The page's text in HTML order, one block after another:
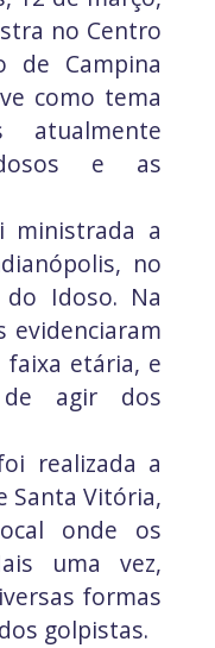
no Centro
de Campina
como tema
atualmente
e as
a
no
do Idoso. Na
evidenciaram
faixa etária, e
agir dos
realizada a
Santa Vitória,
onde os
uma vez,
formas
golpistas.